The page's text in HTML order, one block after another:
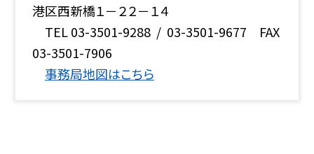
港区西新橋１－２２－１４
TEL 03-3501-9288 / 03-3501-9677 FAX
03-3501-7906
事務局地図はこちら